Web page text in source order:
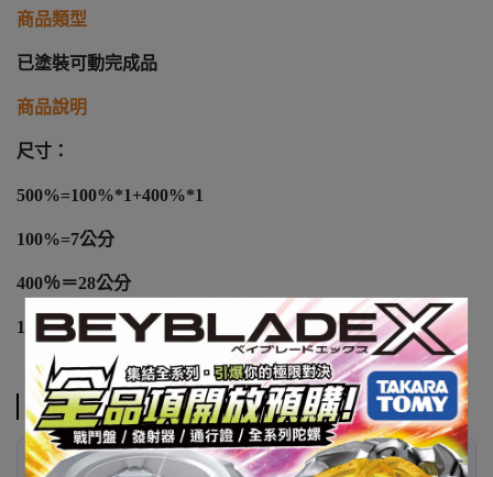
商品類型
已塗裝可動完成品
商品說明
尺寸：
500%=100%*1+400%*1
100%=7公分
400％＝28公分
1000%＝70公分
注意事項
✦ 代購已發售商品 ✦